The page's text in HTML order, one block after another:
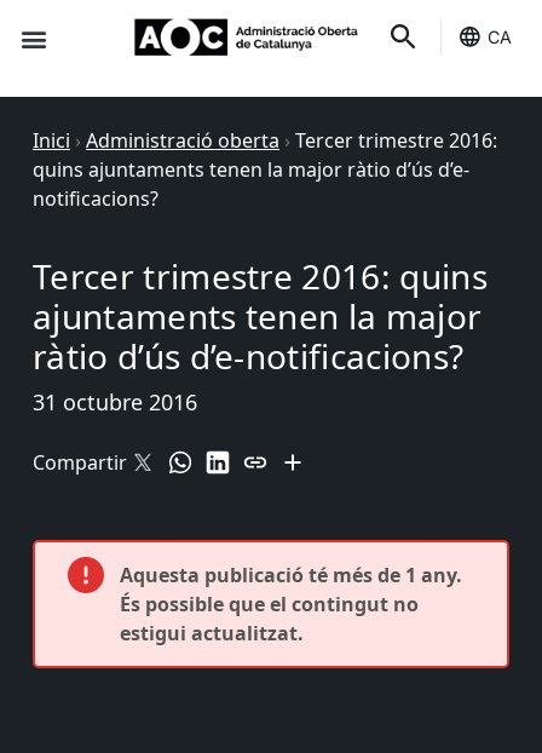
CA
Inici › Administració oberta › Tercer trimestre 2016:
quins ajuntaments tenen la major ràtio d’ús d’e-
notificacions?
Tercer trimestre 2016: quins
ajuntaments tenen la major
ràtio d’ús d’e-notificacions?
31 octubre 2016
Compartir
Aquesta publicació té més de 1 any.
És possible que el contingut no
estigui actualitzat.